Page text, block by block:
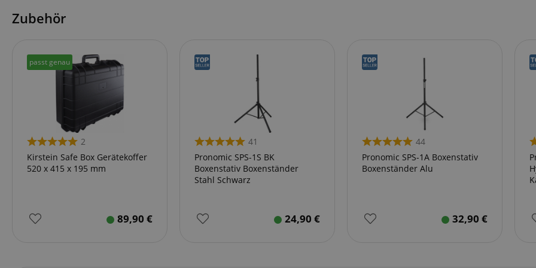
Zubehör
passt genau
2
Kirstein Safe Box Gerätekoffer
520 x 415 x 195 mm
89,90 €
41
Pronomic SPS-1S BK
Boxenstativ Boxenständer
Stahl Schwarz
24,90 €
44
Pronomic SPS-1A Boxenstativ
Boxenständer Alu
32,90 €